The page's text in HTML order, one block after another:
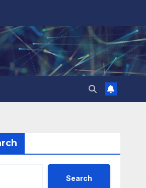
Search